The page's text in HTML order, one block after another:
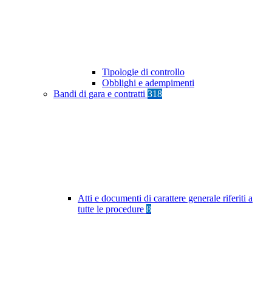
Tipologie di controllo
Obblighi e adempimenti
Bandi di gara e contratti 318
Atti e documenti di carattere generale riferiti a
tutte le procedure 8